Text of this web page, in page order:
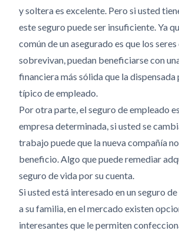
y soltera es excelente. Pero si usted
este seguro puede ser insuficiente. Ya
común de un asegurado es que los
sobrevivan, puedan beneficiarse con
financiera más sólida que la dispensada
típico de empleado.
Por otra parte, el seguro de empleado
empresa determinada, si usted se
trabajo puede que la nueva compañía
beneficio. Algo que puede remediar
seguro de vida por su cuenta.
Si usted está interesado en un seguro
a su familia, en el mercado existen
interesantes que le permiten